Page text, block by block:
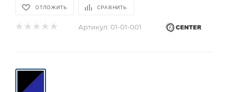
ОТЛОЖИТЬ СРАВНИТЬ
Артикул: 01-01-001